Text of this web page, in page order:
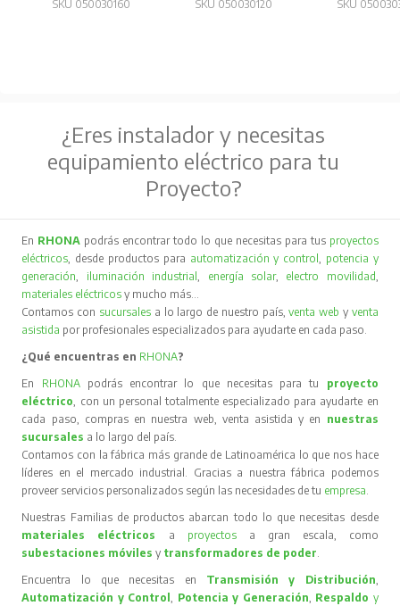
SKU 050030160 SKU 050030120 SKU
¿Eres instalador y necesitas
equipamiento eléctrico para tu
Proyecto?
En RHONA podrás encontrar todo lo que necesitas para tus proyectos
eléctricos, desde productos para automatización y control, potencia y
generación, iluminación industrial, energía solar, electro movilidad,
materiales eléctricos y mucho más…
Contamos con sucursales a lo largo de nuestro país,venta web y venta
asistida por profesionales especializados para ayudarte en cada paso.
¿Qué encuentras en RHONA?
En RHONA podrás encontrar lo que necesitas para tu proyecto
eléctrico, con un personal totalmente especializado para ayudarte en
cada paso, compras en nuestra web, venta asistida y en nuestras
sucursales a lo largo del país.
Contamos con la fábrica más grande de Latinoamérica lo que nos hace
líderes en el mercado industrial. Gracias a nuestra fábrica podemos
proveer servicios personalizados según las necesidades de tu empresa.
Nuestras Familias de productos abarcan todo lo que necesitas desde
materiales eléctricos
a proyectos
a gran escala, como
subestaciones móvilesy transformadores de poder.
Encuentra lo que necesitas en Transmisión y Distribución,
Automatización y Control, Potencia y Generación, Respaldo y